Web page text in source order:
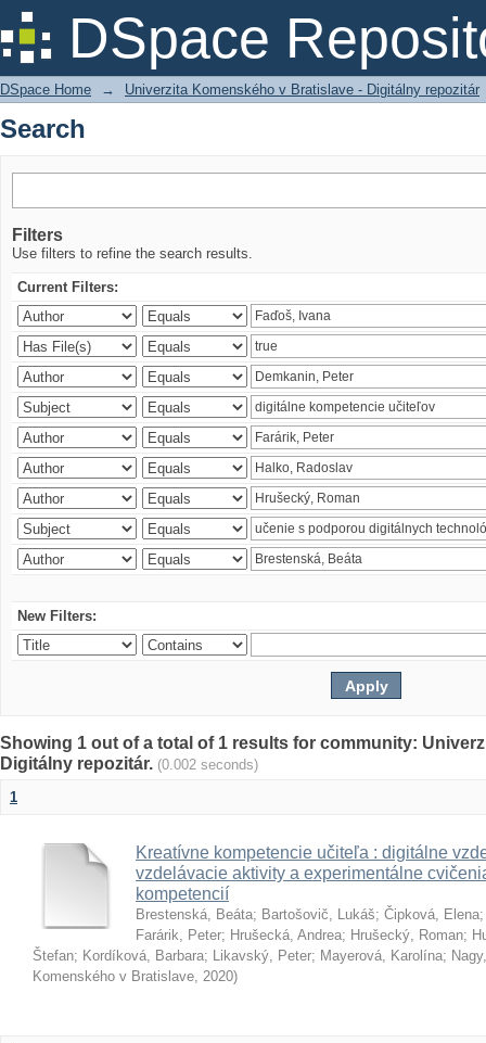
DSpace
Search
DSpace Home → Univerzita Komenského v Bratislave - Digitálny repozitár
Search
Filters
Use filters to refine the search results.
Current Filters:
New Filters:
Showing 1 out of a total of 1 results for community:
Digitálny repozitár. (0.002 seconds)
1
Kreatívne kompetencie učiteľa : digitálne
vzdelávacie aktivity a experimentálne
kompetencií
Brestenská, Beáta; Bartošovič, Lukáš; Čipková, Elena
Farárik, Peter; Hrušecká, Andrea; Hrušecký, Roman;
Štefan; Kordíková, Barbara; Likavský, Peter; Mayerová, Karolína;
Komenského v Bratislave, 2020)